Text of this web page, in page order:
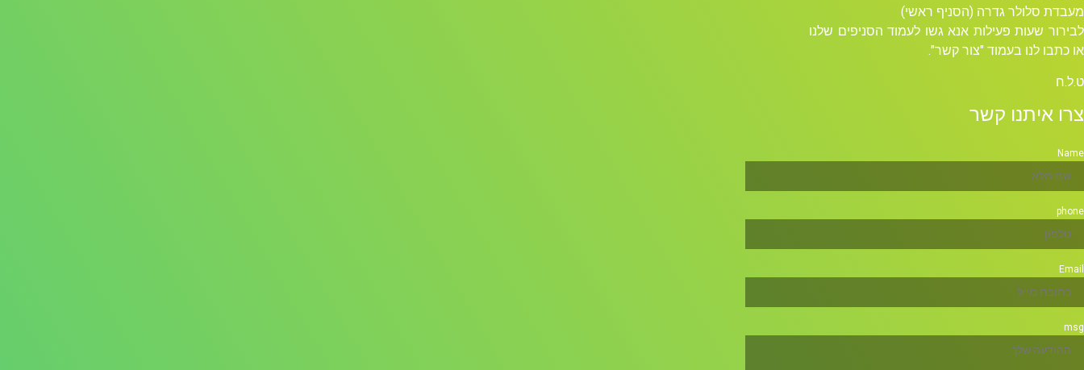
מעבדת סלולר גדרה (הסניף ראשי)
לבירור שעות פעילות אנא גשו לעמוד הסניפים שלנו
או כתבו לנו בעמוד "צור קשר".
ט.ל.ח
צרו איתנו קשר
Name
phone
Email
msg